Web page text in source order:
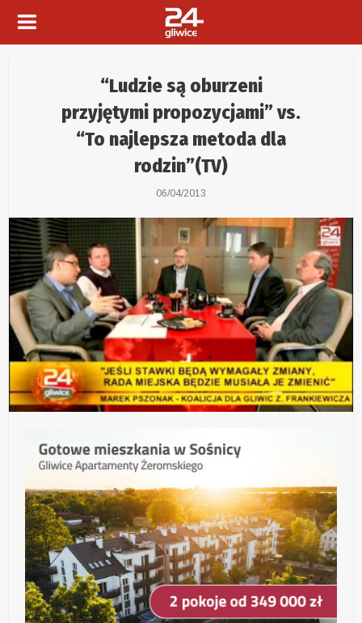
“Ludzie są oburzeni
przyjętymi propozycjami” vs.
“To najlepsza metoda dla
rodzin”(TV)
06/04/2013